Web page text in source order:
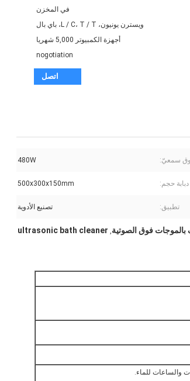
في المخزن
ويسترن يونيون، L / C، T / T، باي بال
أجهزة الكمبيوتر 5,000 شهريا
nogotiation
اتصل
سمعيّ: 480W
دبابة حجم: 500x300x150mm
تطبيق: تصنيع الأدوية
بالموجات فوق الصوتية,
ultrasonic bath cleaner
والساعات للماء.